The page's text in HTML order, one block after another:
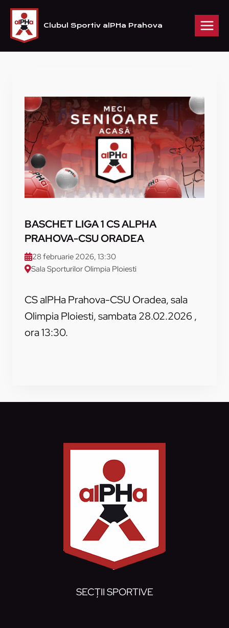
Skip
content
Clubul Sportiv alPHa Prahova
BASCHET LIGA 1 CS ALPHA
PRAHOVA-CSU ORADEA
28 februarie 2026, 13:30
Sala Sporturilor Olimpia Ploiesti
CS alPHa Prahova-CSU Oradea, sala
Olimpia Ploiesti, sambata 28.02.2026 ,
ora 13:30.
SECȚII SPORTIVE